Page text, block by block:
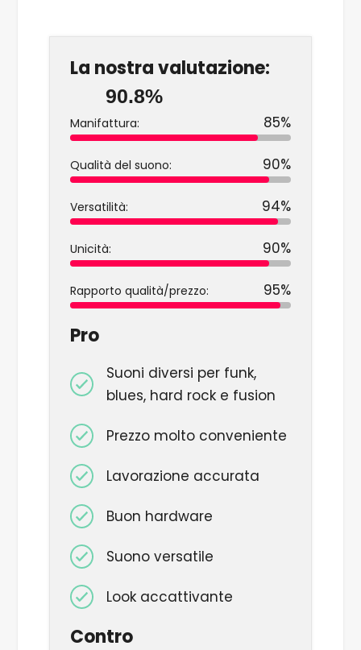
La nostra valutazione:
90.8%
Manifattura: 85%
Qualità del suono: 90%
Versatilità: 94%
Unicità: 90%
Rapporto qualità/prezzo: 95%
Pro
Suoni diversi per funk,
blues, hard rock e fusion
Prezzo molto conveniente
Lavorazione accurata
Buon hardware
Suono versatile
Look accattivante
Contro